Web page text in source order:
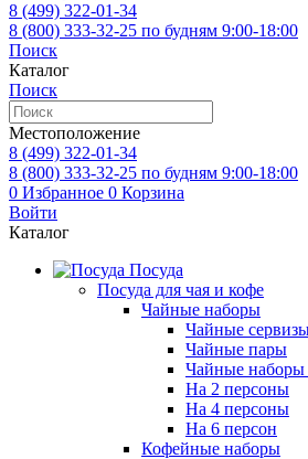
8 (499) 322-01-34
8 (800) 333-32-25 по будням 9:00-18:00
Поиск
Каталог
Поиск
Местоположение
8 (499) 322-01-34
8 (800) 333-32-25 по будням 9:00-18:00
0 Избранное 0 Корзина
Войти
Каталог
Посуда
Посуда для чая и кофе
Чайные наборы
Чайные
Чайные пары
Чайные наборы
На 2 персоны
На 4 персоны
На 6 персон
Кофейные наборы